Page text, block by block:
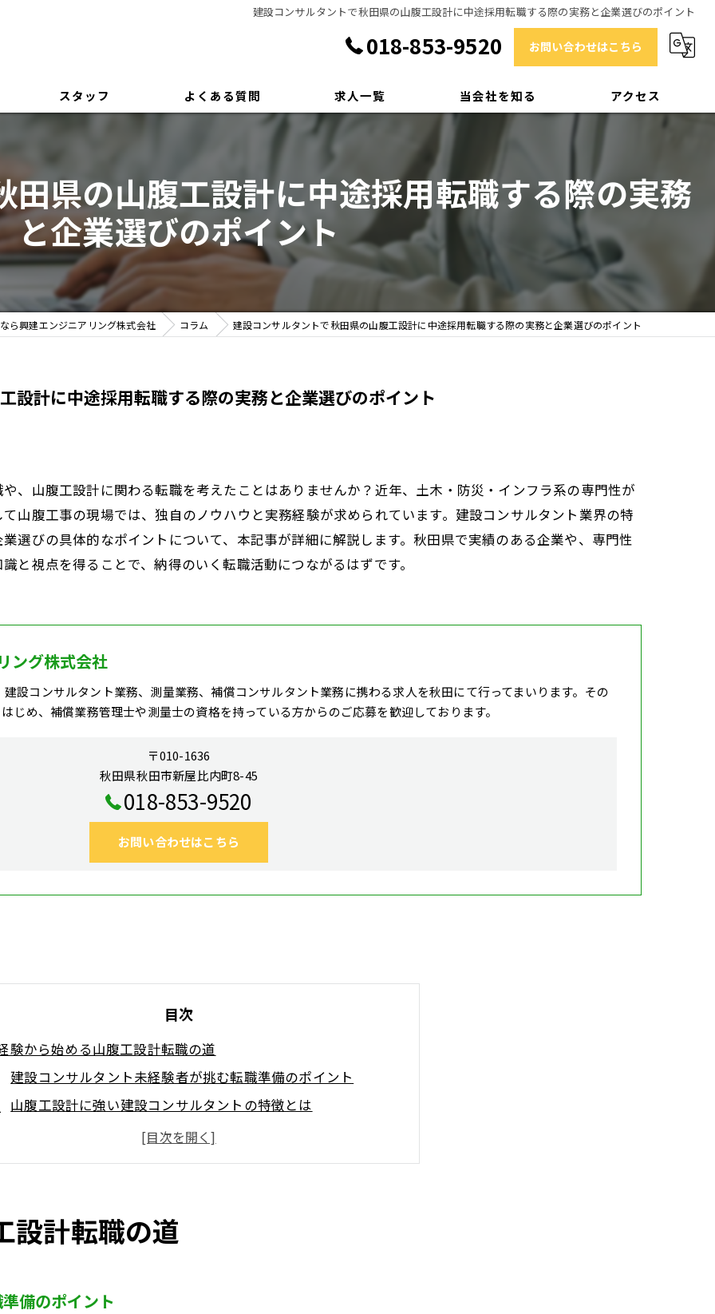
建設コンサルタントで秋田県の山腹工設計に中途採用転職する際の実務と企業選びのポイント
018-853-9520 お問い合わせはこちら
スタッフ よくある質問 求人一覧 当会社を知る
RCCM
中途採用
アクセス
田県の山腹工設計に中途採用転職する際の実務
と企業選びのポイント
ら興建エンジニアリング株式会社 コラム 建設コンサルタントで秋田県の山腹工設計に中途採用転職する際の実務と企業選びのポイント
設計に中途採用転職する際の実務と企業選びのポイント
、山腹工設計に関わる転職を考えたことはありませんか？近年、土木・防災・インフラ系の専門性が
山腹工事の現場では、独自のノウハウと実務経験が求められています。建設コンサルタント業界の特
選びの具体的なポイントについて、本記事が詳細に解説します。秋田県で実績のある企業や、専門性
と視点を得ることで、納得のいく転職活動につながるはずです。
ング株式会社
設コンサルタント業務、測量業務、補償コンサルタント業務に携わる求人を秋田にて行ってまいります。その
じめ、補償業務管理士や測量士の資格を持っている方からのご応募を歓迎しております。
〒010-1636
秋田県秋田市新屋比内町8-45
018-853-9520
お問い合わせはこちら
目次
験から始める山腹工設計転職の道
建設コンサルタント未経験者が挑む転職準備のポイント
山腹工設計に強い建設コンサルタントの特徴とは
未経験から活躍できる建設コンサルタント業界の魅力
山腹工設計で求められる建設コンサルタントの実務力
県の建設コンサルタント業界に挑戦する理由
秋田県で建設コンサルタントを目指す意義と将来性
地域密着型建設コンサルタントの役割と価値
設計転職の道
備のポイント